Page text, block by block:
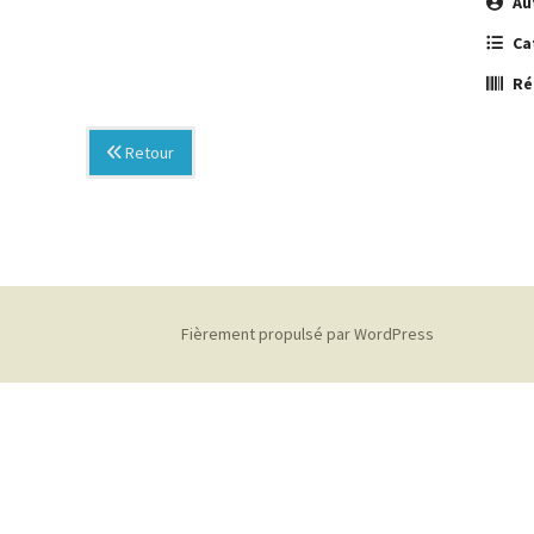
Retour
Fièrement propulsé par WordPress